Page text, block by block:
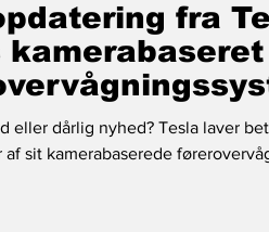
fra
kamerabaseret
eller dårlig nyhed? Tesla laver
sit kamerabaserede